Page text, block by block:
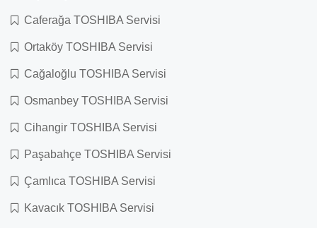
Caferağa TOSHIBA Servisi
Ortaköy TOSHIBA Servisi
Cağaloğlu TOSHIBA Servisi
Osmanbey TOSHIBA Servisi
Cihangir TOSHIBA Servisi
Paşabahçe TOSHIBA Servisi
Çamlıca TOSHIBA Servisi
Kavacık TOSHIBA Servisi